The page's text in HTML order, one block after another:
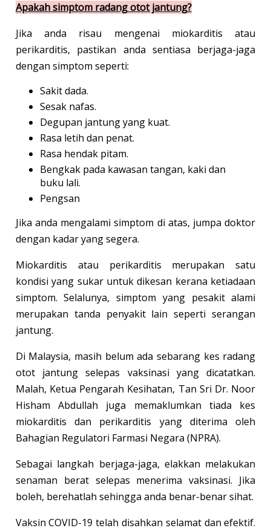
Apakah simptom radang otot jantung?
Jika anda risau mengenai miokarditis atau
perikarditis, pastikan anda sentiasa berjaga-jaga
dengan simptom seperti:
Sakit dada.
Sesak nafas.
Degupan jantung yang kuat.
Rasa letih dan penat.
Rasa hendak pitam.
Bengkak pada kawasan tangan, kaki dan
buku lali.
Pengsan
Jika anda mengalami simptom di atas, jumpa doktor
dengan kadar yang segera.
Miokarditis atau perikarditis merupakan satu
kondisi yang sukar untuk dikesan kerana ketiadaan
simptom. Selalunya, simptom yang pesakit alami
merupakan tanda penyakit lain seperti serangan
jantung.
Di Malaysia, masih belum ada sebarang kes radang
otot jantung selepas vaksinasi yang dicatatkan.
Malah, Ketua Pengarah Kesihatan, Tan Sri Dr. Noor
Hisham Abdullah juga memaklumkan tiada kes
miokarditis dan perikarditis yang diterima oleh
Bahagian Regulatori Farmasi Negara (NPRA).
Sebagai langkah berjaga-jaga, elakkan melakukan
senaman berat selepas menerima vaksinasi. Jika
boleh, berehatlah sehingga anda benar-benar sihat.
Vaksin COVID-19 telah disahkan selamat dan efektif.